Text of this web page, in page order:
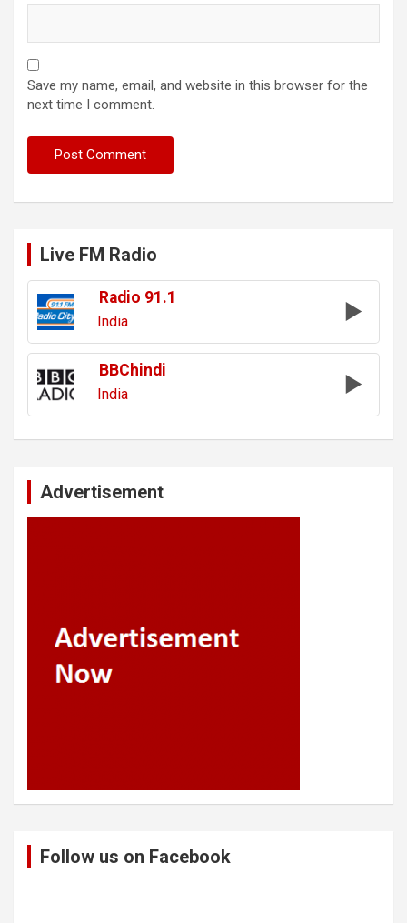
Save my name, email, and website in this browser for the
next time I comment.
Live FM Radio
Radio 91.1
India
BBChindi
India
Advertisement
Follow us on Facebook